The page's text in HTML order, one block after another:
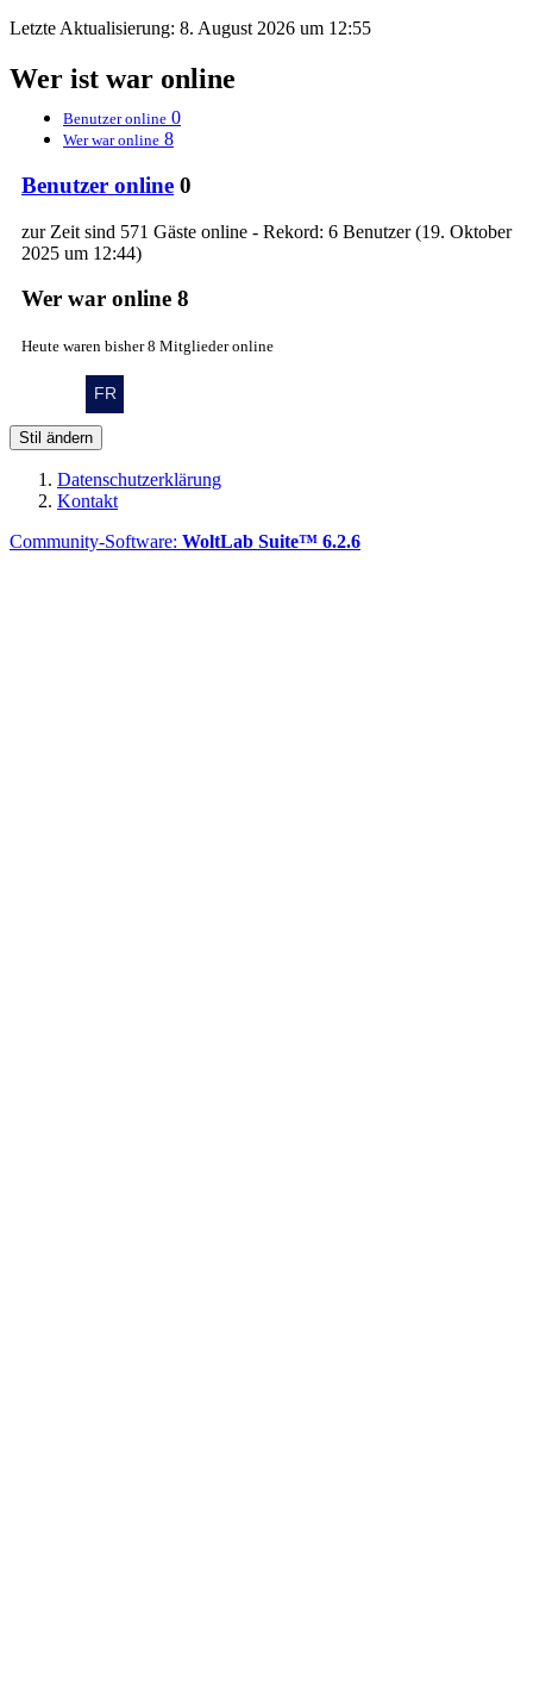
Letzte Aktualisierung: 8. August 2026 um 12:55
Wer ist war online
Benutzer online 0
Wer war online 8
Benutzer online 0
zur Zeit sind 571 Gäste online - Rekord: 6 Benutzer (19. Oktober
2025 um 12:44)
Wer war online 8
Heute waren bisher 8 Mitglieder online
Stil ändern
Datenschutzerklärung
Kontakt
Community-Software: WoltLab Suite™ 6.2.6